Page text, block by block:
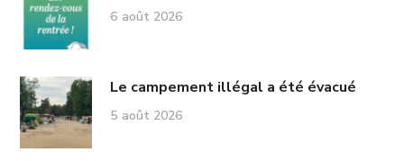
6 août 2026
Le campement illégal a été évacué
5 août 2026